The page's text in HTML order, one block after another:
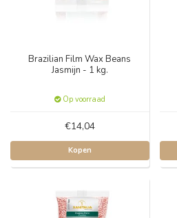
Brazilian Film Wax Beans
Jasmijn - 1 kg.
Op voorraad
€14,04
Kopen